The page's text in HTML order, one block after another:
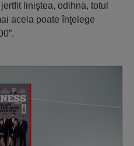
liniştea, odihna, totul
acela poate înţelege